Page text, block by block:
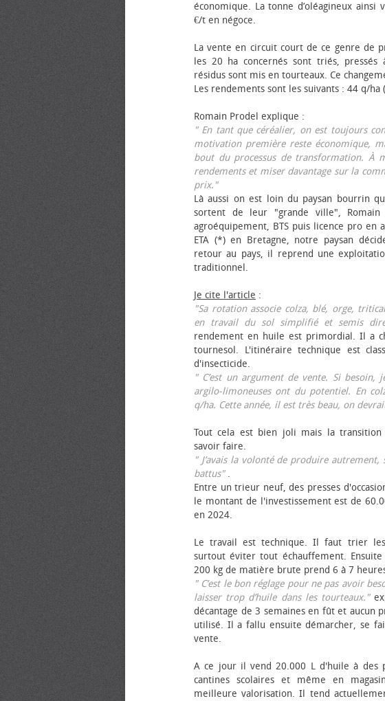
économique. La tonne d’oléagineux
€/t en négoce.
La vente en circuit court de ce genre de
les 20 ha concernés sont triés,
résidus sont mis en tourteaux. Ce
Les rendements sont les suivants : 44 q/
Romain Prodel explique :
" En tant que céréalier, on est toujours
motivation première reste économique,
bout du processus de transformation. À
rendements et miser davantage sur la
prix."
Là aussi on est loin du paysan bourrin
sortent de leur "grande ville",
agroéquipement, BTS puis licence pro en
ETA (*) en Bretagne, notre paysan
retour au pays, il reprend une
traditionnel.
Je cite l'article :
"Sa rotation associe colza, blé, orge,
en travail du sol simplifié et semis
rendement en huile est primordial. Il a
tournesol. L'itinéraire technique est
d'insecticide.
" C’est un argument de vente. Si besoin,
argilo-limoneuses ont du potentiel. En
q/ha. Cette année, il est très beau, on
Tout cela est bien joli mais la transition
savoir faire.
" J’avais la volonté de produire
battus".
Entre un trieur neuf, des presses
le montant de l'investissement est de
en 2024.
Le travail est technique. Il faut trier
surtout éviter tout échauffement.
200 kg de matière brute prend 6 à 7
" C’est le bon réglage pour ne pas avoir
laisser trop d’huile dans les tourteaux."
décantage de 3 semaines en fût et aucun
utilisé. Il a fallu ensuite démarcher, se
vente.
A ce jour il vend 20.000 L d'huile à des
cantines scolaires et même en
meilleure valorisation. Il tend